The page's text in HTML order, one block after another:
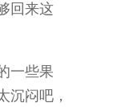
回来这
一些果
沉闷吧，